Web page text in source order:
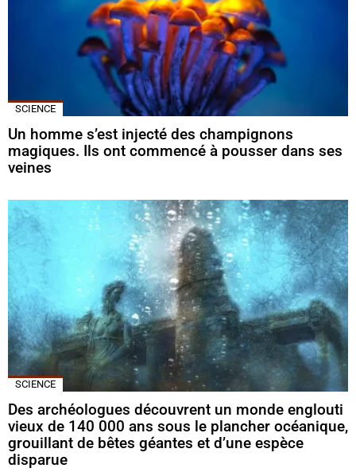
SCIENCE
Un homme s’est injecté des champignons
magiques. Ils ont commencé à pousser dans ses
veines
SCIENCE
Des archéologues découvrent un monde englouti
vieux de 140 000 ans sous le plancher océanique,
grouillant de bêtes géantes et d’une espèce
disparue